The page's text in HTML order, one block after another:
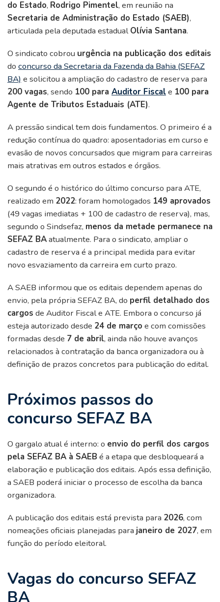
do Estado, Rodrigo Pimentel, em reunião na
Secretaria de Administração do Estado (SAEB),
articulada pela deputada estadualOlívia Santana.
O sindicato cobrou urgência na publicação dos editais
do concurso da Secretaria da Fazenda da Bahia (SEFAZ
BA) e solicitou a ampliação do cadastro de reserva para
200 vagas, sendo 100 para Auditor Fiscale 100 para
Agente de Tributos Estaduais (ATE).
A pressão sindical tem dois fundamentos. O primeiro é a
redução contínua do quadro: aposentadorias em curso e
evasão de novos concursados que migram para carreiras
mais atrativas em outros estados e órgãos.
O segundo é o histórico do último concurso para ATE,
realizado em 2022: foram homologados 149 aprovados
(49 vagas imediatas + 100 de cadastro de reserva), mas,
segundo o Sindsefaz, menos da metade permanece na
SEFAZ BAatualmente. Para o sindicato, ampliar o
cadastro de reserva é a principal medida para evitar
novo esvaziamento da carreira em curto prazo.
A SAEB informou que os editais dependem apenas do
envio, pela própria SEFAZ BA, do perfil detalhado dos
cargos de Auditor Fiscal e ATE. Embora o concurso já
esteja autorizado desde 24 de março e com comissões
formadas desde 7 de abril, ainda não houve avanços
relacionados à contratação da banca organizadora ou à
definição de prazos concretos para publicação do edital.
Próximos passos do
concurso SEFAZ BA
O gargalo atual é interno: o envio do perfil dos cargos
pela SEFAZ BA à SAEB é a etapa que desbloqueará a
elaboração e publicação dos editais. Após essa definição,
a SAEB poderá iniciar o processo de escolha da banca
organizadora.
A publicação dos editais está prevista para 2026, com
nomeações oficiais planejadas para janeiro de 2027, em
função do período eleitoral.
Vagas do concurso SEFAZ
BA